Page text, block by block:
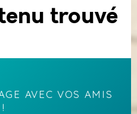
trouvé
AVEC VOS AMIS
!